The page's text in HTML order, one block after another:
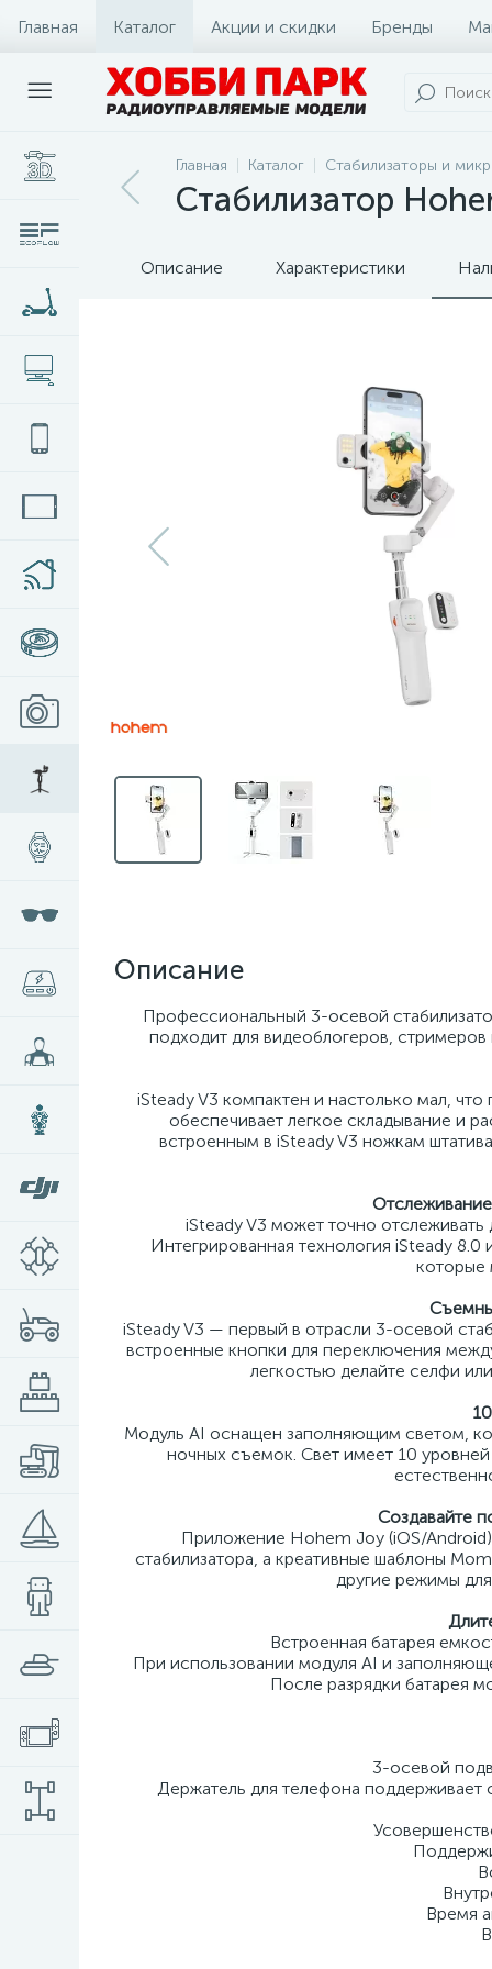
Главная Каталог Акции и скидки Бренды
Главная Каталог Стабилизаторы и
Стабилизатор
Описание Характеристики
Описание
Профессиональный 3-осевой
подходит для видеоблогеров, стримеров
iSteady V3 компактен и настолько мал,
обеспечивает легкое складывание и
встроенным в iSteady V3 ножкам
iSteady V3 может точно
Интегрированная технология iSteady
которые
iSteady V3 — первый в отрасли 3-осевой
встроенные кнопки для переключения
легкостью делайте селфи
Модуль AI оснащен заполняющим светом,
ночных съемок. Свет имеет 10 уровней
Создавайте
Приложение Hohem Joy (iOS/
стабилизатора, а креативные шаблоны
другие режимы
Встроенная батарея
При использовании модуля AI и
После разрядки батарея
3-осевой
Держатель для телефона
Время